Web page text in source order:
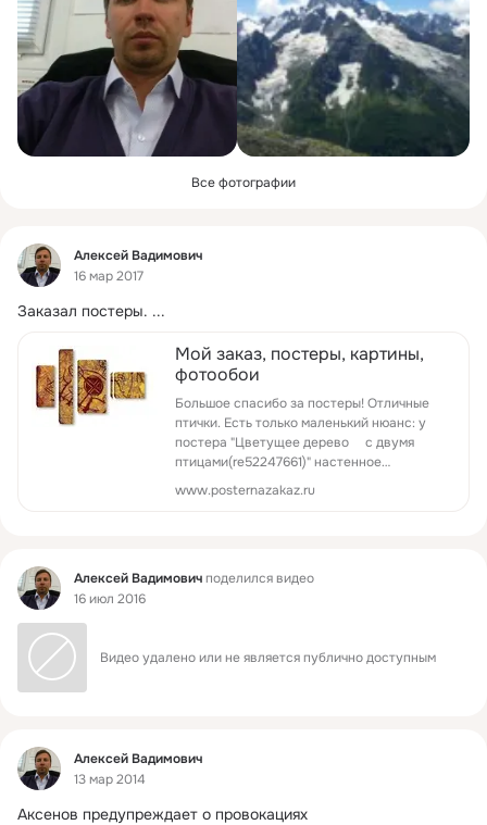
Все фотографии
Фид
Алексей Вадимович
16 мар 2017
Заказал постеры. ...
Мой заказ, постеры, картины,
фотообои
Большое спасибо за постеры! Отличные
птички. Есть только маленький нюанс: у
постера "Цветущее дерево с двумя
птицами(re52247661)" настенное
крепление внизу и птички вверх ногами. Я
переделаю, там даже ребенок сп...
www.posternazakaz.ru
Фид Алексей Вадимовичподелился видео
16 июл 2016
Видео удалено или не является публично доступным
Фид
Алексей Вадимович
13 мар 2014
Аксенов предупреждает о провокациях